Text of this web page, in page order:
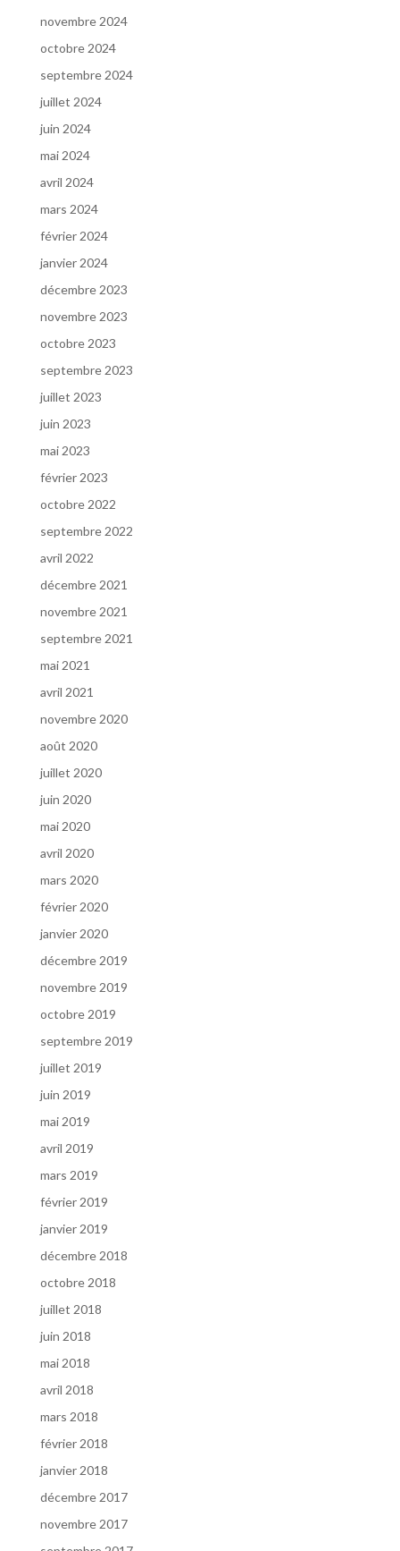
novembre 2024
octobre 2024
septembre 2024
juillet 2024
juin 2024
mai 2024
avril 2024
mars 2024
février 2024
janvier 2024
décembre 2023
novembre 2023
octobre 2023
septembre 2023
juillet 2023
juin 2023
mai 2023
février 2023
octobre 2022
septembre 2022
avril 2022
décembre 2021
novembre 2021
septembre 2021
mai 2021
avril 2021
novembre 2020
août 2020
juillet 2020
juin 2020
mai 2020
avril 2020
mars 2020
février 2020
janvier 2020
décembre 2019
novembre 2019
octobre 2019
septembre 2019
juillet 2019
juin 2019
mai 2019
avril 2019
mars 2019
février 2019
janvier 2019
décembre 2018
octobre 2018
juillet 2018
juin 2018
mai 2018
avril 2018
mars 2018
février 2018
janvier 2018
décembre 2017
novembre 2017